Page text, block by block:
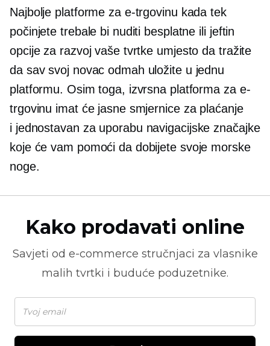
Najbolje platforme za e-trgovinu kada tek
počinjete trebale bi nuditi besplatne ili jeftin
opcije za razvoj vaše tvrtke umjesto da tražite
da sav svoj novac odmah uložite u jednu
platformu. Osim toga, izvrsna platforma za e-
trgovinu imat će jasne smjernice za plaćanje
i jednostavan za uporabu navigacijske značajke
koje će vam pomoći da dobijete svoje morske
noge.
Kako prodavati online
Savjeti od e-commerce stručnjaci za vlasnike
malih tvrtki i buduće poduzetnike.